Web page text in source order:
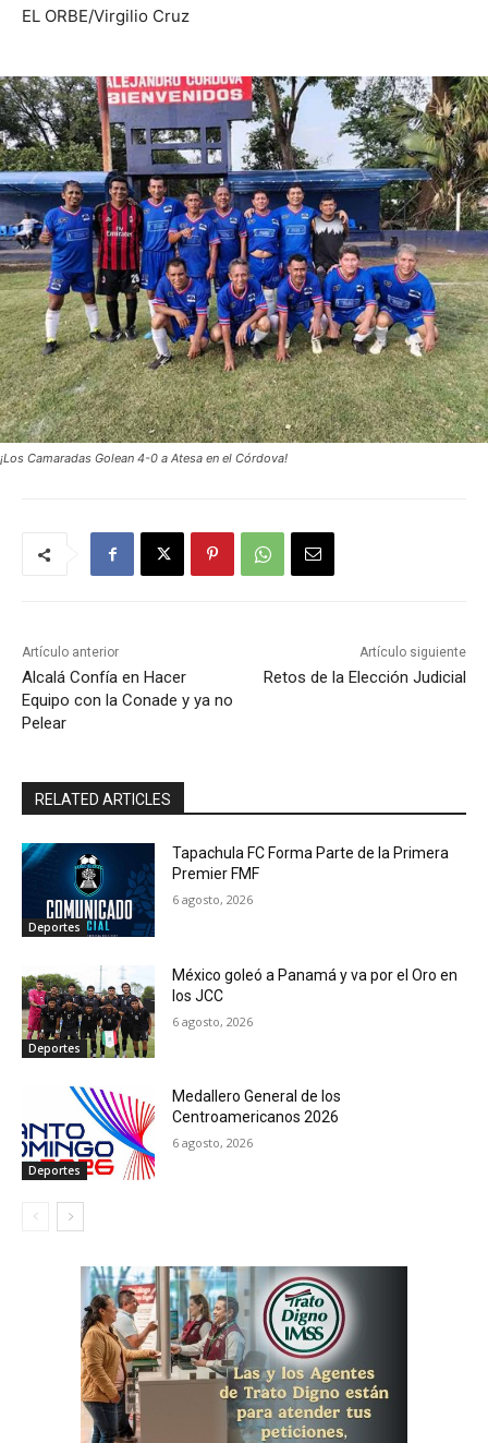
EL ORBE/Virgilio Cruz
¡Los Camaradas Golean 4-0 a Atesa en el Córdova!
Artículo anterior
Alcalá Confía en Hacer
Equipo con la Conade y ya no
Pelear
Artículo siguiente
Retos de la Elección Judicial
RELATED ARTICLES
Deportes
Tapachula FC Forma Parte de la Primera
Premier FMF
6 agosto, 2026
Deportes
México goleó a Panamá y va por el Oro en
los JCC
6 agosto, 2026
Deportes
Medallero General de los
Centroamericanos 2026
6 agosto, 2026